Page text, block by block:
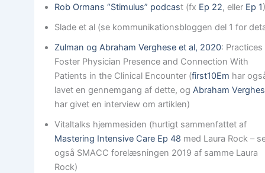
Rob Ormans “Stimulus” podcast (fx Ep 22, eller Ep 1
Slade et al (se kommunikationsbloggen del 1 for
Zulman og Abraham Verghese et al, 2020:
Foster Physician Presence and Connection With
Patients in the Clinical Encounter (first10Em har
lavet en gennemgang af dette, ogAbraham
har givet en interview om artiklen)
Vitaltalks hjemmesiden (hurtigt sammenfattet af
Mastering Intensive Care Ep 48 med Laura Rock –
også SMACC forelæsningen 2019 af samme Laura
Rock)